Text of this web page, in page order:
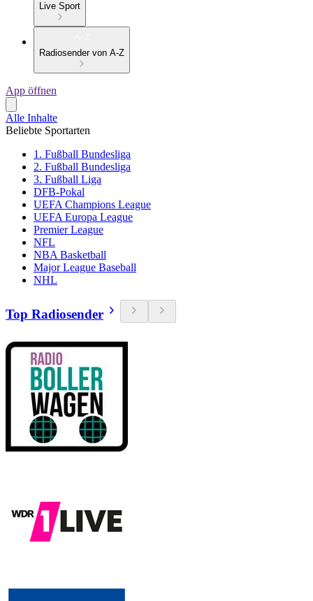
Live Sport
Radiosender von A-Z
App öffnen
Alle Inhalte
Beliebte Sportarten
1. Fußball Bundesliga
2. Fußball Bundesliga
3. Fußball Liga
DFB-Pokal
UEFA Champions League
UEFA Europa League
Premier League
NFL
NBA Basketball
Major League Baseball
NHL
Top Radiosender